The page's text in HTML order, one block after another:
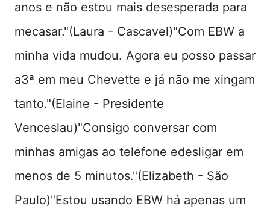
anos e não estou mais desesperada para
mecasar."(Laura - Cascavel)"Com EBW a
minha vida mudou. Agora eu posso passar
a3ª em meu Chevette e já não me xingam
tanto."(Elaine - Presidente
Venceslau)"Consigo conversar com
minhas amigas ao telefone edesligar em
menos de 5 minutos."(Elizabeth - São
Paulo)"Estou usando EBW há apenas um